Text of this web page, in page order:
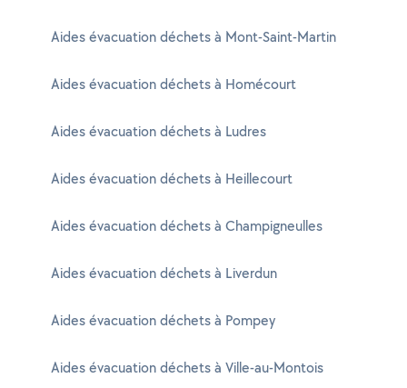
Aides évacuation déchets à Mont-Saint-Martin
Aides évacuation déchets à Homécourt
Aides évacuation déchets à Ludres
Aides évacuation déchets à Heillecourt
Aides évacuation déchets à Champigneulles
Aides évacuation déchets à Liverdun
Aides évacuation déchets à Pompey
Aides évacuation déchets à Ville-au-Montois